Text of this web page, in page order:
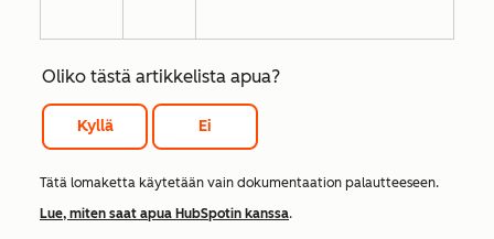
Oliko tästä artikkelista apua?
Kyllä Ei
Tätä lomaketta käytetään vain dokumentaation palautteeseen.
Lue, miten saat apua HubSpotin kanssa.